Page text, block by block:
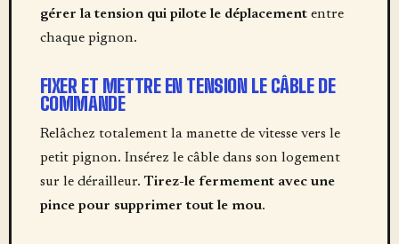
gérer la tension qui pilote le déplacemententre
chaque pignon.
FIXER ET METTRE EN TENSION LE CÂBLE DE
COMMANDE
Relâchez totalement la manette de vitesse vers le
petit pignon. Insérez le câble dans son logement
sur le dérailleur.Tirez-le fermement avec une
pince pour supprimer tout le mou.